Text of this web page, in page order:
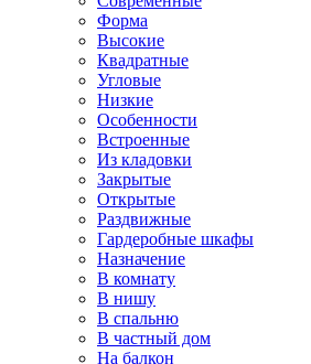
Форма
Высокие
Квадратные
Угловые
Низкие
Особенности
Встроенные
Из кладовки
Закрытые
Открытые
Раздвижные
Гардеробные шкафы
Назначение
В комнату
В нишу
В спальню
В частный дом
На балкон